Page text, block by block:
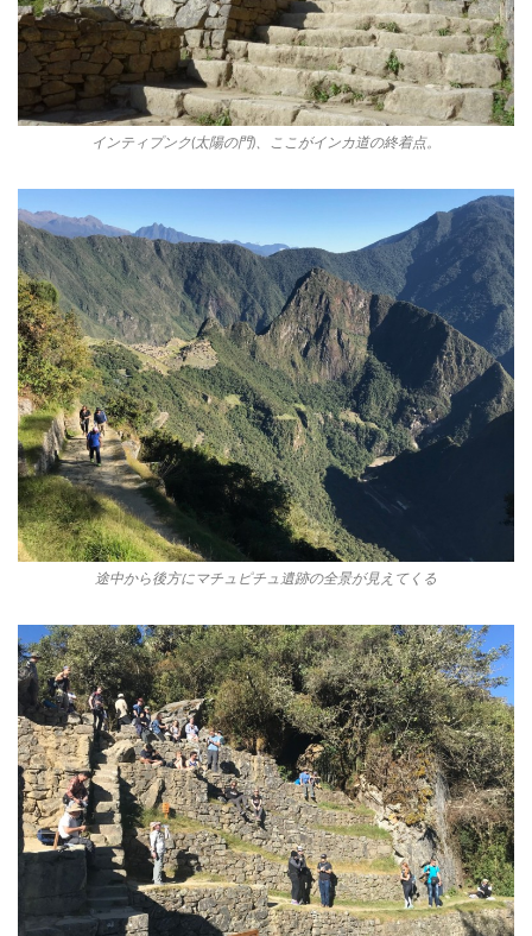
インティプンク(太陽の門)、ここがインカ道の終着点。
途中から後方にマチュピチュ遺跡の全景が見えてくる